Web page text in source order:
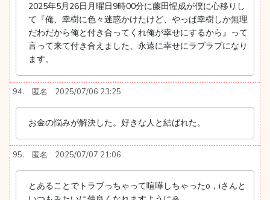
2025年5月26日月曜日9時00分に藤田惺成が僕に心移りし
て『俺、幸樹に色々迷惑かけたけど、やっぱ幸樹しか無理
だわだから俺と付き合ってくれ俺が幸せにするから』って
言って来て付き合えました、永遠に幸せにラブラブになり
ます。
94. 匿名 2025/07/06 23:25
お金の悩みが解決した。好きな人と結ばれた。
95. 匿名 2025/07/07 21:06
とあることでトラブっちゃって喧嘩しちゃったo，iさんと